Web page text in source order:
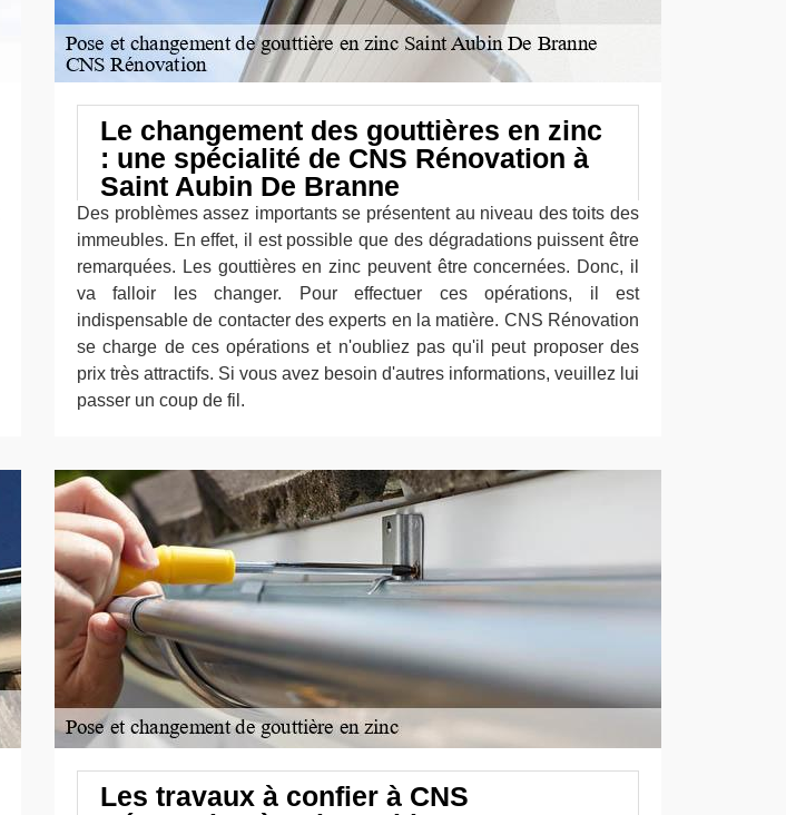
Le changement des gouttières en zinc
: une spécialité de CNS Rénovation à
Saint Aubin De Branne
Des problèmes assez importants se présentent au niveau des toits des
immeubles. En effet, il est possible que des dégradations puissent être
remarquées. Les gouttières en zinc peuvent être concernées. Donc, il
va falloir les changer. Pour effectuer ces opérations, il est
indispensable de contacter des experts en la matière. CNS Rénovation
se charge de ces opérations et n'oubliez pas qu'il peut proposer des
prix très attractifs. Si vous avez besoin d'autres informations, veuillez lui
passer un coup de fil.
Les travaux à confier à CNS